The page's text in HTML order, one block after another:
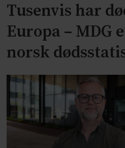
Tusenvis har
Europa – MDG
norsk